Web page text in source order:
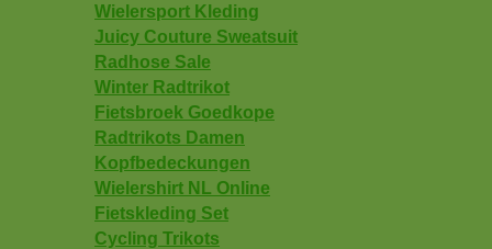
Wielersport Kleding
Juicy Couture Sweatsuit
Radhose Sale
Winter Radtrikot
Fietsbroek Goedkope
Radtrikots Damen
Kopfbedeckungen
Wielershirt NL Online
Fietskleding Set
Cycling Trikots